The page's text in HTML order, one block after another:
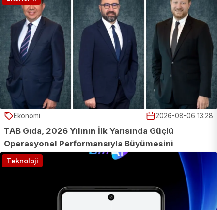
Ekonomi 2026-08-06 13:28
TAB Gıda, 2026 Yılının İlk Yarısında Güçlü
Operasyonel Performansıyla Büyümesini
Sürdürdü
Teknoloji